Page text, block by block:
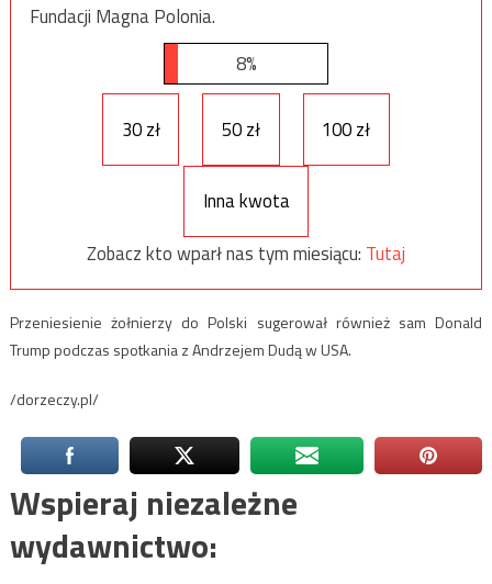
Fundacji Magna Polonia.
8%
30 zł 50 zł 100 zł
Inna kwota
Zobacz kto wparł nas tym miesiącu: Tutaj
Przeniesienie żołnierzy do Polski sugerował również sam Donald
Trump podczas spotkania z Andrzejem Dudą w USA.
/dorzeczy.pl/
Wspieraj niezależne
wydawnictwo: